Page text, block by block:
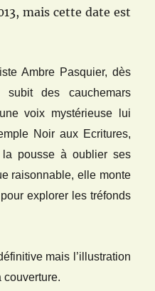
mais cette date est
Ambre Pasquier, dès
des cauchemars
voix mystérieuse lui
Noir aux Ecritures,
la pousse à oublier ses
raisonnable, elle monte
explorer les tréfonds
mais l’illustration
couverture.